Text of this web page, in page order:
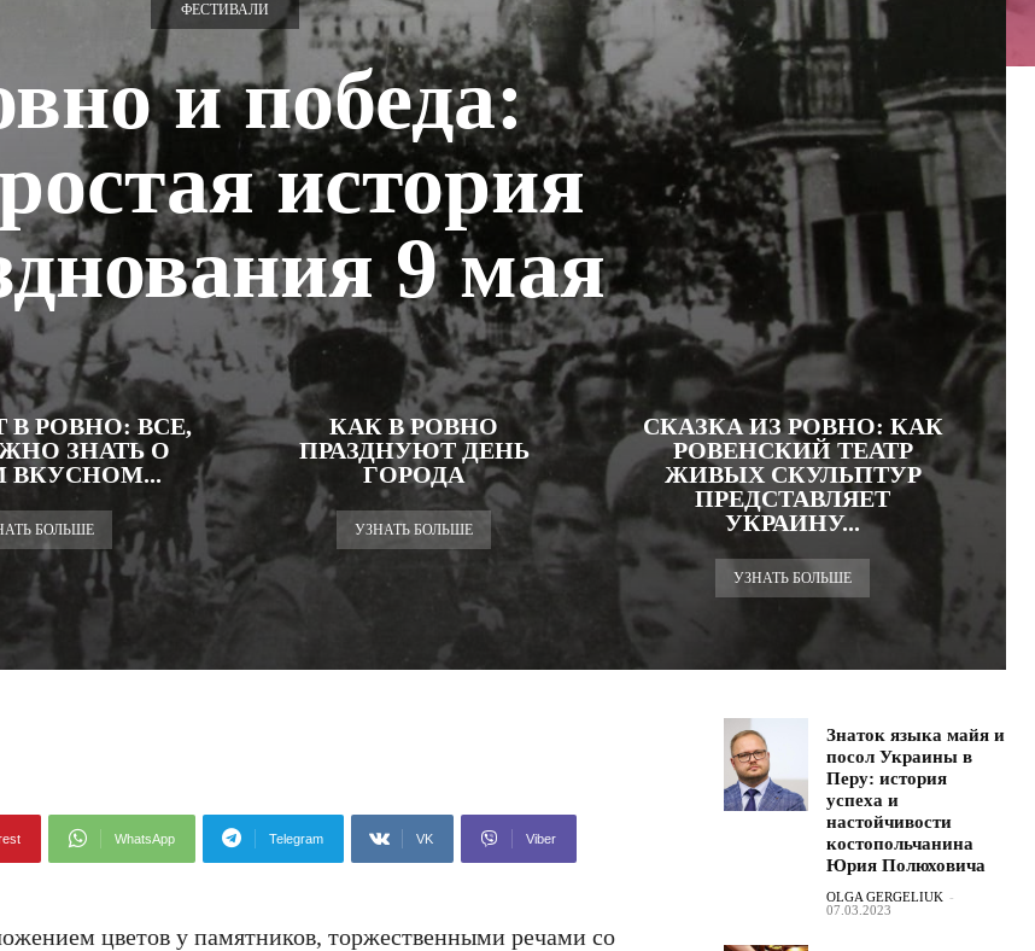
ФЕСТИВАЛИ
и победа:
история
9 мая
В РОВНО: ВСЕ,
ЗНАТЬ О
ВКУСНОМ...
БОЛЬШЕ
КАК В РОВНО
ПРАЗДНУЮТ ДЕНЬ
ГОРОДА
УЗНАТЬ БОЛЬШЕ
СКАЗКА ИЗ РОВНО: КАК
РОВЕНСКИЙ ТЕАТР
ЖИВЫХ СКУЛЬПТУР
ПРЕДСТАВЛЯЕТ
УКРАИНУ...
УЗНАТЬ БОЛЬШЕ
WhatsApp Telegram VK Viber
цветов у памятников, торжественными речами со
Знаток языка майя и
посол Украины в
Перу: история
успеха и
настойчивости
костопольчанина
Юрия Полюховича
OLGA GERGELIUK -
07.03.2023